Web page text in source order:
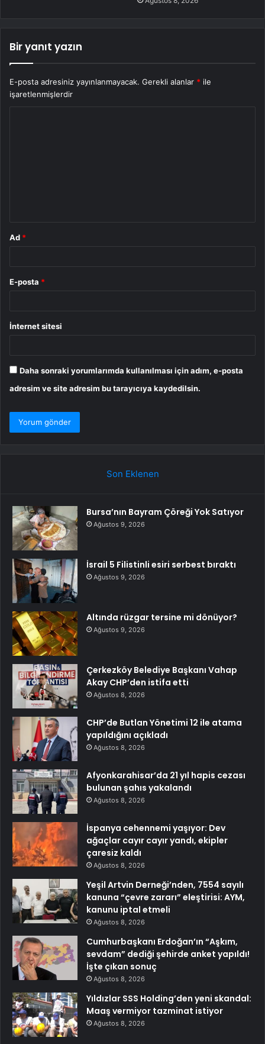
Bir yanıt yazın
E-posta adresiniz yayınlanmayacak. Gerekli alanlar * ile
işaretlenmişlerdir
Ad *
E-posta *
İnternet sitesi
Daha sonraki yorumlarımda kullanılması için adım, e-posta
adresim ve site adresim bu tarayıcıya kaydedilsin.
Son Eklenen
Bursa’nın Bayram Çöreği Yok Satıyor
Ağustos 9, 2026
İsrail 5 Filistinli esiri serbest bıraktı
Ağustos 9, 2026
Altında rüzgar tersine mi dönüyor?
Ağustos 9, 2026
Çerkezköy Belediye Başkanı Vahap
Akay CHP’den istifa etti
Ağustos 8, 2026
CHP’de Butlan Yönetimi 12 ile atama
yapıldığını açıkladı
Ağustos 8, 2026
Afyonkarahisar’da 21 yıl hapis cezası
bulunan şahıs yakalandı
Ağustos 8, 2026
İspanya cehennemi yaşıyor: Dev
ağaçlar cayır cayır yandı, ekipler
çaresiz kaldı
Ağustos 8, 2026
Yeşil Artvin Derneği’nden, 7554 sayılı
kanuna “çevre zararı” eleştirisi: AYM,
kanunu iptal etmeli
Ağustos 8, 2026
Cumhurbaşkanı Erdoğan’ın “Aşkım,
sevdam” dediği şehirde anket yapıldı!
İşte çıkan sonuç
Ağustos 8, 2026
Yıldızlar SSS Holding’den yeni skandal:
Maaş vermiyor tazminat istiyor
Ağustos 8, 2026